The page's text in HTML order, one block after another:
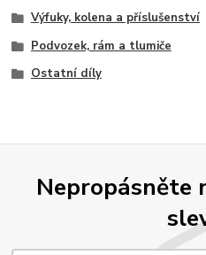
Výfuky, kolena a příslušenství
Podvozek, rám a tlumiče
Ostatní díly
Nepropásněte